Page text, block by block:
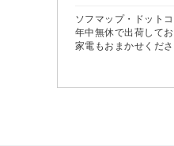
ソフマップ・ドット
年中無休で出荷して
家電もおまかせくださ